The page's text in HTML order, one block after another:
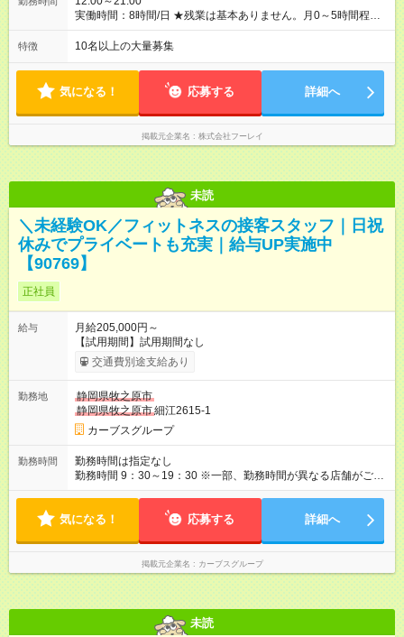
年目・33歳） 【試用期間】試用期間あり 試用期間の長さ：2ヶ
用形態：中途採用（契約社員） 給与：月給 286,000
円 ～ 300,000円 ≪スタート安心保証≫ 入社後2ヶ月間は成果を
問わず【月給28万6000円～30万円】（地域により変動）を保
証！ まずは仕事を覚え、スキルアップに集中できます◎ 「報奨
金って稼げるの？」 「未経験の走り始めが不安…」 ——そんな
気持ちに、収入面から応える、当社独自の制度です。
実働時間：8時間/日 ★残業は基本ありません。月0～5時間程度
を想定しています。 ★朝はゆっくり過ごせて、通勤ラッシュと
は無縁です。 〈１日のスケジュール例〉 12:00 出社 13:00 ミ
21:00 定時退社(直帰)
特徴 10名以上の大量募集
気になる！ 応募する 詳細へ
掲載元企業名 株式会社フーレイ
未読
＼未経験OK／フィットネスの接客スタッフ｜日祝
休みでプライベートも充実｜給与UP実施中
【90769】
正社員
給与
月給205,000円～
【試用期間】試用期間なし
交通費別途支給あり
勤務地
静岡県牧之原市
静岡県牧之原市細江2615-1
カーブスグループ
勤務時間
勤務時間は指定なし
勤務時間 9：30～19：30 ※一部、勤務時間が異なる店舗がござ
います。 ＜営業時間＞ 平日／10：00～13：00、15：00～19：
深夜シフトはありません）
気になる！ 応募する 詳細へ
掲載元企業名 カーブスグループ
未読